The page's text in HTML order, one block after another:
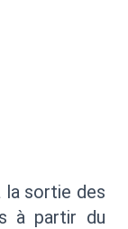
la sortie des
à partir du